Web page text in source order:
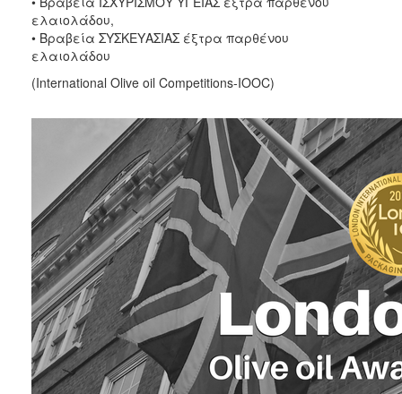
2011
ΔΗΜΟΣ
ΑΝΘΕΚΤΙΚΗ
ΠΟΛΗ
ελαιολάδου,
• Βραβεία ΣΥΣΚΕΥΑΣΙΑΣ έξτρα παρθένου
ελαιολάδου
(International Olive oil Competitions-IOOC)